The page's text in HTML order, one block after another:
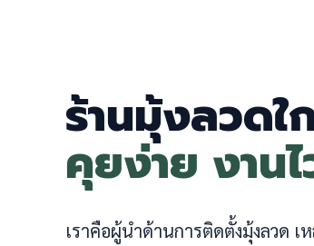
ร้านมุ้งลวด
คุยง่าย งานไ
เราคือผู้นำด้านการติดตั้งมุ้งลวด